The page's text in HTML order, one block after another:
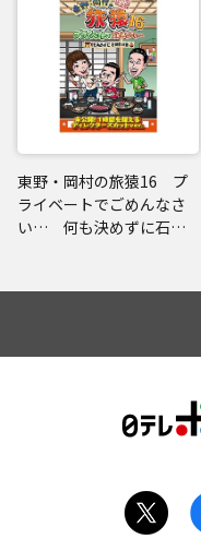
東野・岡村の旅猿16 プ
ライベートでごめんなさ
い… 何も決めずに石川